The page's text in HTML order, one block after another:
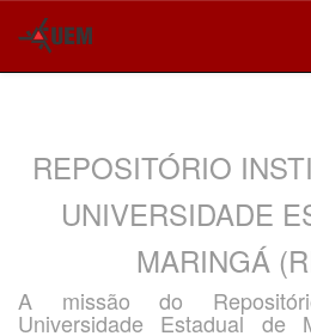
REPOSITÓRIO
UNIVERSIDADE
MARINGÁ
A missão do
Universidade Estadual de